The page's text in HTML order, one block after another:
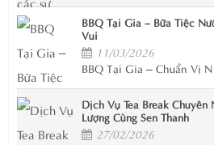
BBQ Tại Gia – Bữa Tiệc
Vui
11/03/2026
BBQ Tại Gia – Chuẩn Vị
Dịch Vụ Tea Break
Lượng Cùng Sen Thanh
27/02/2026